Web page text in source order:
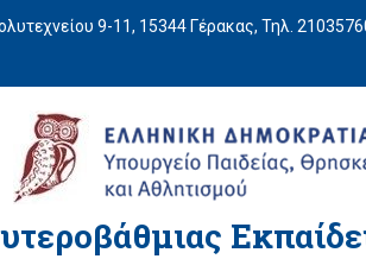
9-11, 15344 Γέρακας, Τηλ.